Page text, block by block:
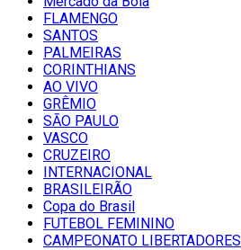
FLAMENGO
SANTOS
PALMEIRAS
CORINTHIANS
AO VIVO
GRÊMIO
SĀO PAULO
VASCO
CRUZEIRO
INTERNACIONAL
BRASILEIRÃO
Copa do Brasil
FUTEBOL FEMININO
CAMPEONATO LIBERTADORES